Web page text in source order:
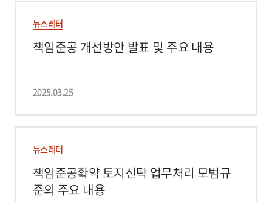
뉴스레터
책임준공 개선방안 발표 및 주요 내용
2025.03.25
뉴스레터
책임준공확약 토지신탁 업무처리 모범규
준의 주요 내용